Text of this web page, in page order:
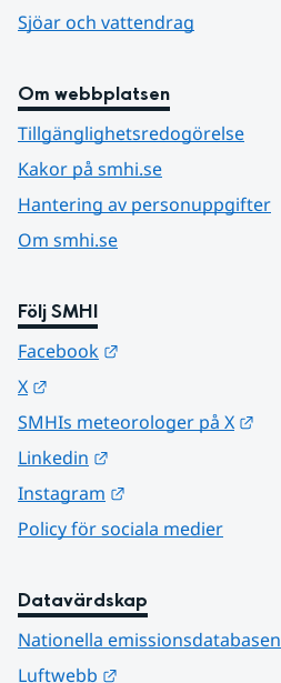
Sjöar och vattendrag
Om webbplatsen
Tillgänglighetsredogörelse
Kakor på smhi.se
Hantering av personuppgifter
Om smhi.se
Följ SMHI
Facebook
X
SMHIs meteorologer på X
Linkedin
Instagram
Policy för sociala medier
Datavärdskap
Nationella emissionsdatabasen
Luftwebb